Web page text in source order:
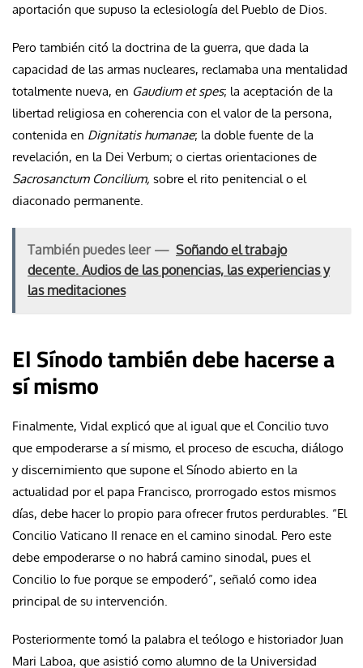
aportación que supuso la eclesiología del Pueblo de Dios.
Pero también citó la doctrina de la guerra, que dada la
capacidad de las armas nucleares, reclamaba una mentalidad
totalmente nueva, en Gaudium et spes; la aceptación de la
libertad religiosa en coherencia con el valor de la persona,
contenida en Dignitatis humanae; la doble fuente de la
revelación, en la Dei Verbum; o ciertas orientaciones de
Sacrosanctum Concilium, sobre el rito penitencial o el
diaconado permanente.
También puedes leer — Soñando el trabajo
decente. Audios de las ponencias, las experiencias y
las meditaciones
El Sínodo también debe hacerse a
sí mismo
Finalmente, Vidal explicó que al igual que el Concilio tuvo
que empoderarse a sí mismo, el proceso de escucha, diálogo
y discernimiento que supone el Sínodo abierto en la
actualidad por el papa Francisco, prorrogado estos mismos
días, debe hacer lo propio para ofrecer frutos perdurables. “El
Concilio Vaticano II renace en el camino sinodal. Pero este
debe empoderarse o no habrá camino sinodal, pues el
Concilio lo fue porque se empoderó”, señaló como idea
principal de su intervención.
Posteriormente tomó la palabra el teólogo e historiador Juan
Mari Laboa, que asistió como alumno de la Universidad